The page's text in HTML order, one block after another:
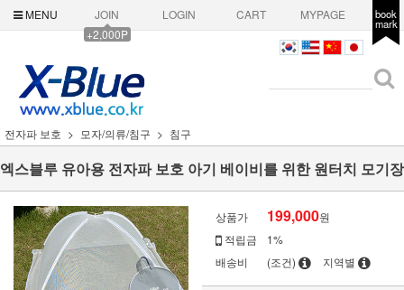
MENU
JOIN
+2,000P
LOGIN CART MYPAGE book
mark
전자파 보호 모자/의류/침구 침구
엑스블루 유아용 전자파 보호 아기 베이비를 위한 원터치 모기장
상품가 199,000원
적립금
1%
배송비
(조건) 지역별